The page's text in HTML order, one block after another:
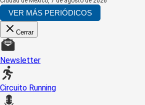
VER MÁS PERIÓDICOS
Cerrar
Newsletter
Circuito Running